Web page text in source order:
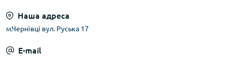
Наша адреса
м.Чернівці вул. Руська 17
E-mail